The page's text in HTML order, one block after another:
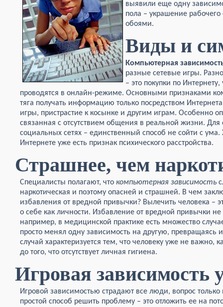
выявили еще одну
пола – украшение
обоями.
Виды и
Компьютерная
разные сетевые игры.
– это покупки по
проводятся в онлайн-режиме. Основными признаками
тяга получать информацию только посредством
игры, пристрастие к косынке и другим играм. Особенно
связанная с отсутствием общения в реальной жизни.
социальных сетях – единственный способ не сойти с ума.
Интернете уже есть признак психического расстройства.
Страшнее, чем
Специалисты полагают, что компьютерная зависимость
наркотическая и поэтому опасней и страшней. В чем
избавления от вредной привычки? Вылечить человека –
о себе как личности. Избавление от вредной привычки не
например, в медицинской практике есть множество
просто менял одну зависимость на другую,
случай характеризуется тем, что человеку уже не важно,
до того, что отсутствует личная гигиена.
Игровая зависимость
Игровой зависимостью страдают все люди, вопрос
простой способ решить проблему – это отложить ее на